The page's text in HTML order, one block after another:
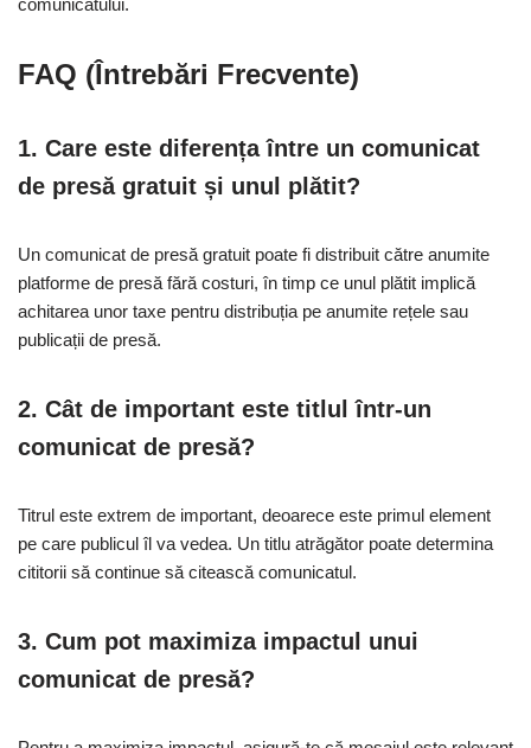
comunicatului.
FAQ (Întrebări Frecvente)
1. Care este diferența între un comunicat
de presă gratuit și unul plătit?
Un comunicat de presă gratuit poate fi distribuit către anumite
platforme de presă fără costuri, în timp ce unul plătit implică
achitarea unor taxe pentru distribuția pe anumite rețele sau
publicații de presă.
2. Cât de important este titlul într-un
comunicat de presă?
Titrul este extrem de important, deoarece este primul element
pe care publicul îl va vedea. Un titlu atrăgător poate determina
cititorii să continue să citească comunicatul.
3. Cum pot maximiza impactul unui
comunicat de presă?